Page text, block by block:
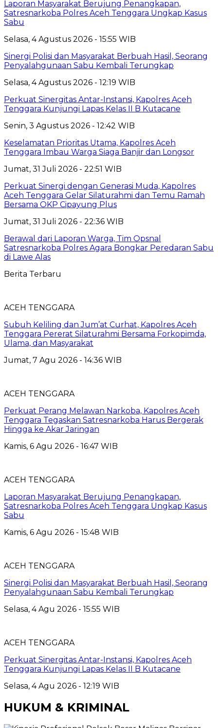
Laporan Masyarakat Berujung Penangkapan,
Satresnarkoba Polres Aceh Tenggara Ungkap Kasus
Sabu
Selasa, 4 Agustus 2026 - 15:55 WIB
Sinergi Polisi dan Masyarakat Berbuah Hasil, Seorang
Penyalahgunaan Sabu Kembali Terungkap
Selasa, 4 Agustus 2026 - 12:19 WIB
Perkuat Sinergitas Antar-Instansi, Kapolres Aceh
Tenggara Kunjungi Lapas Kelas II B Kutacane
Senin, 3 Agustus 2026 - 12:42 WIB
Keselamatan Prioritas Utama, Kapolres Aceh
Tenggara Imbau Warga Siaga Banjir dan Longsor
Jumat, 31 Juli 2026 - 22:51 WIB
Perkuat Sinergi dengan Generasi Muda, Kapolres
Aceh Tenggara Gelar Silaturahmi dan Temu Ramah
Bersama OKP Cipayung Plus
Jumat, 31 Juli 2026 - 22:36 WIB
Berawal dari Laporan Warga, Tim Opsnal
Satresnarkoba Polres Agara Bongkar Peredaran Sabu
di Lawe Alas
Berita Terbaru
ACEH TENGGARA
Subuh Keliling dan Jum’at Curhat, Kapolres Aceh
Tenggara Pererat Silaturahmi Bersama Forkopimda,
Ulama, dan Masyarakat
Jumat, 7 Agu 2026 - 14:36 WIB
ACEH TENGGARA
Perkuat Perang Melawan Narkoba, Kapolres Aceh
Tenggara Tegaskan Satresnarkoba Harus Bergerak
Hingga ke Akar Jaringan
Kamis, 6 Agu 2026 - 16:47 WIB
ACEH TENGGARA
Laporan Masyarakat Berujung Penangkapan,
Satresnarkoba Polres Aceh Tenggara Ungkap Kasus
Sabu
Kamis, 6 Agu 2026 - 15:48 WIB
ACEH TENGGARA
Sinergi Polisi dan Masyarakat Berbuah Hasil, Seorang
Penyalahgunaan Sabu Kembali Terungkap
Selasa, 4 Agu 2026 - 15:55 WIB
ACEH TENGGARA
Perkuat Sinergitas Antar-Instansi, Kapolres Aceh
Tenggara Kunjungi Lapas Kelas II B Kutacane
Selasa, 4 Agu 2026 - 12:19 WIB
HUKUM & KRIMINAL